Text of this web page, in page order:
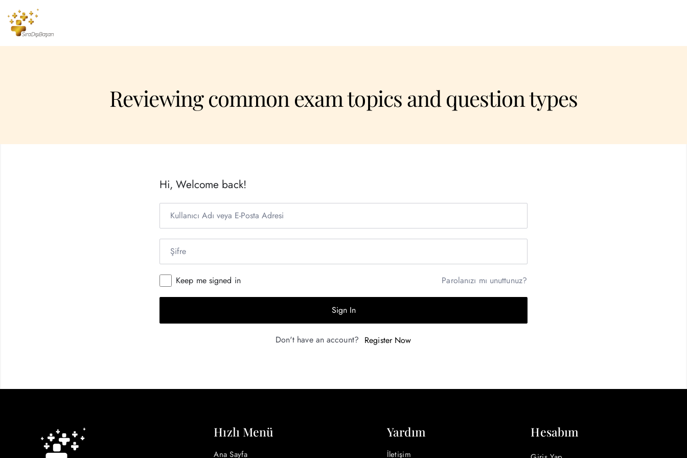
Reviewing common exam topics and question types
Hi, Welcome back!
Keep me signed in Parolanızı mı unuttunuz?
Sign In
Don't have an account? Register Now
Hızlı Menü
Ana Sayfa
Yardım
İletişim
Hesabım